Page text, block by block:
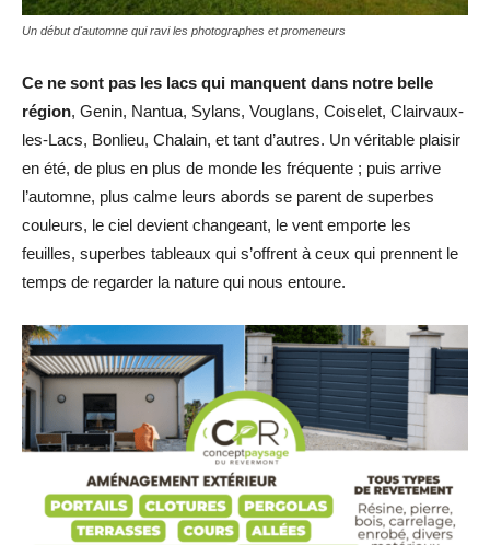
Un début d'automne qui ravi les photographes et promeneurs
Ce ne sont pas les lacs qui manquent dans notre belle
région, Genin, Nantua, Sylans, Vouglans, Coiselet, Clairvaux-
les-Lacs, Bonlieu, Chalain, et tant d’autres. Un véritable plaisir
en été, de plus en plus de monde les fréquente ; puis arrive
l’automne, plus calme leurs abords se parent de superbes
couleurs, le ciel devient changeant, le vent emporte les
feuilles, superbes tableaux qui s’offrent à ceux qui prennent le
temps de regarder la nature qui nous entoure.